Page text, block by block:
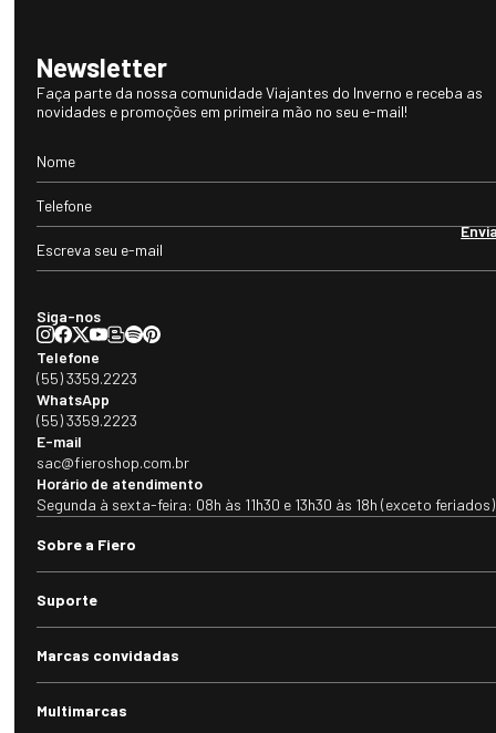
Newsletter
Faça parte da nossa comunidade Viajantes do Inverno e receba as
novidades e promoções em primeira mão no seu e-mail!
Siga-nos
Telefone
(55) 3359.2223
WhatsApp
(55) 3359.2223
E-mail
sac@fieroshop.com.br
Horário de atendimento
Segunda à sexta-feira: 08h às 11h30 e 13h30 às 18h (exceto feriados)
Sobre a Fiero
Suporte
Marcas convidadas
Multimarcas